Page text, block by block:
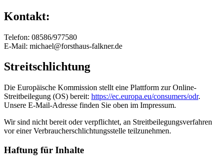
Kontakt:
Telefon: 08586/977580
E-Mail: michael@forsthaus-falkner.de
Streitschlichtung
Die Europäische Kommission stellt eine Plattform zur Online-
Streitbeilegung (OS) bereit: https://ec.europa.eu/consumers/odr.
Unsere E-Mail-Adresse finden Sie oben im Impressum.
Wir sind nicht bereit oder verpflichtet, an Streitbeilegungsverfahren
vor einer Verbraucherschlichtungsstelle teilzunehmen.
Haftung für Inhalte